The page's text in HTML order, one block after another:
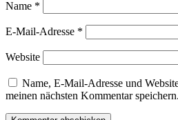
Name *
E-Mail-Adresse *
Website
Name, E-Mail-Adresse und
meinen nächsten Kommentar speichern.